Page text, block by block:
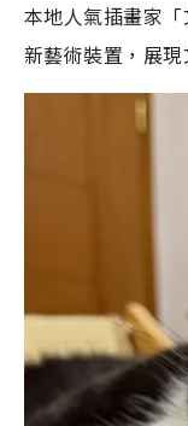
本地人氣插畫家
新藝術裝置，展